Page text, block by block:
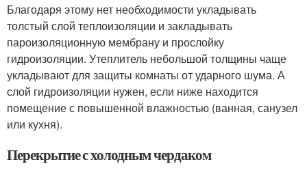
Благодаря этому нет необходимости укладывать
толстый слой теплоизоляции и закладывать
пароизоляционную мембрану и прослойку
гидроизоляции. Утеплитель небольшой толщины чаще
укладывают для защиты комнаты от ударного шума. А
слой гидроизоляции нужен, если ниже находится
помещение с повышенной влажностью (ванная, санузел
или кухня).
Перекрытие с холодным чердаком